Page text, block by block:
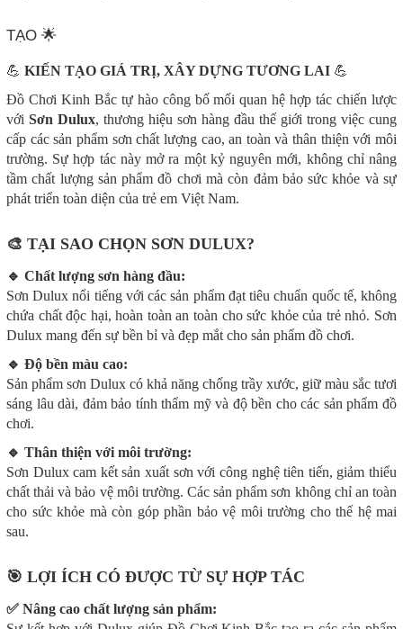
TẠO 🌟
💪 KIẾN TẠO GIÁ TRỊ, XÂY DỰNG TƯƠNG LAI 💪
Đồ Chơi Kinh Bắc tự hào công bố mối quan hệ hợp tác chiến lược
với Sơn Dulux, thương hiệu sơn hàng đầu thế giới trong việc cung
cấp các sản phẩm sơn chất lượng cao, an toàn và thân thiện với môi
trường. Sự hợp tác này mở ra một kỷ nguyên mới, không chỉ nâng
tầm chất lượng sản phẩm đồ chơi mà còn đảm bảo sức khỏe và sự
phát triển toàn diện của trẻ em Việt Nam.
🎨 TẠI SAO CHỌN SƠN DULUX?
🔹 Chất lượng sơn hàng đầu:
Sơn Dulux nổi tiếng với các sản phẩm đạt tiêu chuẩn quốc tế, không
chứa chất độc hại, hoàn toàn an toàn cho sức khỏe của trẻ nhỏ. Sơn
Dulux mang đến sự bền bỉ và đẹp mắt cho sản phẩm đồ chơi.
🔹 Độ bền màu cao:
Sản phẩm sơn Dulux có khả năng chống trầy xước, giữ màu sắc tươi
sáng lâu dài, đảm bảo tính thẩm mỹ và độ bền cho các sản phẩm đồ
chơi.
🔹 Thân thiện với môi trường:
Sơn Dulux cam kết sản xuất sơn với công nghệ tiên tiến, giảm thiểu
chất thải và bảo vệ môi trường. Các sản phẩm sơn không chỉ an toàn
cho sức khỏe mà còn góp phần bảo vệ môi trường cho thế hệ mai
sau.
🎯 LỢI ÍCH CÓ ĐƯỢC TỪ SỰ HỢP TÁC
✅ Nâng cao chất lượng sản phẩm: